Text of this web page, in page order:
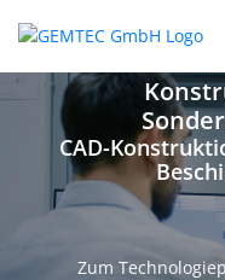
Deine Aufgaben
Dein Profil
CAD-
Zum